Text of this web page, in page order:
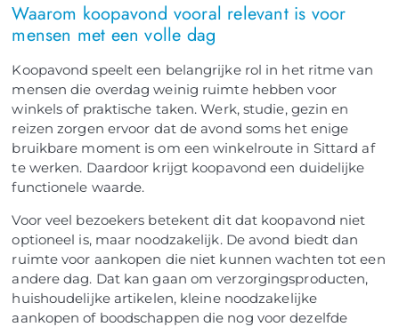
Waarom koopavond vooral relevant is voor
mensen met een volle dag
Koopavond speelt een belangrijke rol in het ritme van
mensen die overdag weinig ruimte hebben voor
winkels of praktische taken. Werk, studie, gezin en
reizen zorgen ervoor dat de avond soms het enige
bruikbare moment is om een winkelroute in Sittard af
te werken. Daardoor krijgt koopavond een duidelijke
functionele waarde.
Voor veel bezoekers betekent dit dat koopavond niet
optioneel is, maar noodzakelijk. De avond biedt dan
ruimte voor aankopen die niet kunnen wachten tot een
andere dag. Dat kan gaan om verzorgingsproducten,
huishoudelijke artikelen, kleine noodzakelijke
aankopen of boodschappen die nog voor dezelfde